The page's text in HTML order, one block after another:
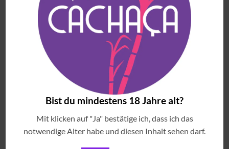
Bist du mindestens 18 Jahre alt?
Mit klicken auf "Ja" bestätige ich, dass ich das
notwendige Alter habe und diesen Inhalt sehen darf.
Cachaça Matriarca Jaqueira
(inkl. MwSt)
CACHAÇAS
Cachaça Século XVIII
€34.90
2
ANGESEHENE ARTIKEL